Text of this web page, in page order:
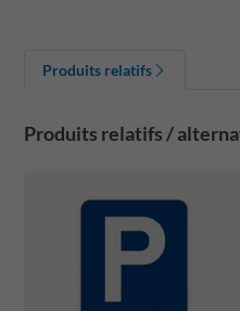
Produits relatifs
Produits relatifs /